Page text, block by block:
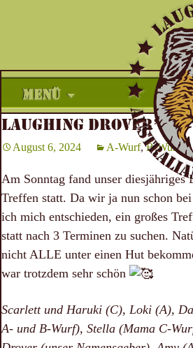
MENÜ
Inhalt
springen
LAUGHING DROVER’S
August 6, 2024 A-Wurf,B-Wurf,
Am Sonntag fand unser diesjähriges
Treffen statt. Da wir ja nun schon
ich mich entschieden, ein großes
statt nach 3 Terminen zu suchen.
nicht ALLE unter einen Hut
war trotzdem sehr schön
Scarlett und Haruki (C), Loki (A),
A- und B-Wurf), Stella (Mama C-